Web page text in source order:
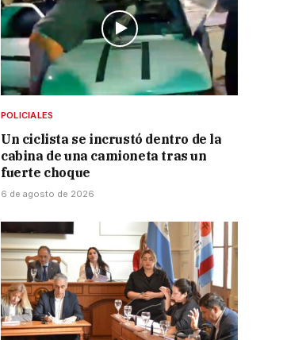
POLICIALES
Un ciclista se incrustó dentro de la
cabina de una camioneta tras un
fuerte choque
6 de agosto de 2026